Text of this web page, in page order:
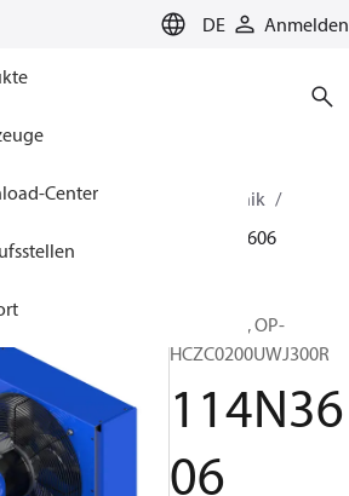
DE Anmelden
Center
für Kälte- und Klimatechnik
Optyma™ 114N3606
Optyma™, OP-
HCZC0200UWJ300R
114N36
06